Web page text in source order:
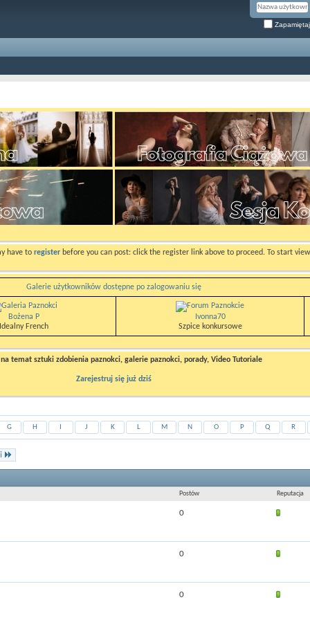
have to register before you can post: click the register link above to proceed. To start
Galerie użytkowników dostępne po zalogowaniu się
Bożena P
Idealny French
Ivonna70
Szpice konkursowe
temat sztuki zdobienia paznokci, galerie paznokci, porady, Video Tutoriale
Zarejestruj się już dziś
G H J K L M N O P Q R
Postów Reputacja
0
0
0